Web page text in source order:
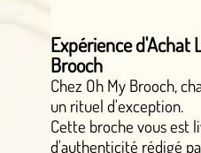
Expérience d'Achat
Brooch
Chez Oh My Brooch,
un rituel d'exception.
Cette broche vous est
d'authenticité rédigé